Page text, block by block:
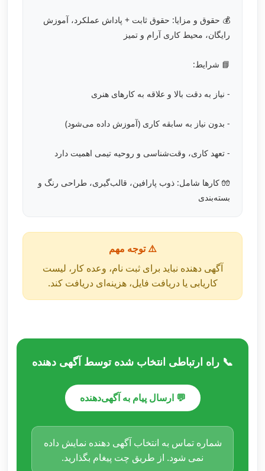
💰 حقوق و مزایا: حقوق ثابت + پاداش عملکرد، آموزش
رایگان، محیط کاری آرام و تمیز
📘 شرایط:
- نیاز به دقت بالا و علاقه‌ به کارهای هنری
- بدون نیاز به سابقه کاری (آموزش داده می‌شود)
- تعهد کاری، وقت‌شناسی و روحیه تیمی اهمیت دارد
🧤 کارها شامل: ذوب پارافین، قالب‌گیری، طراحی رنگ و
بسته‌بندی
⚠️ توجه مهم
آگهی دهنده نباید برای ثبت نام، وعده کار، لیست
کاریابی یا دریافت فایل، هزینه‌ای دریافت کند.
📞 راه ارتباطی انتخاب شده توسط آگهی دهنده
💬 ارسال پیام به آگهی‌دهنده
شماره تماس به انتخاب آگهی دهنده نمایش داده
نمی شود. از طریق چت پیغام بگذارید.